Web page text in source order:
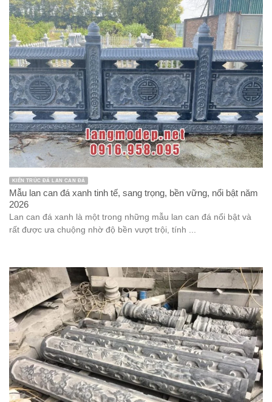
KIẾN TRÚC ĐÁ LAN CAN ĐÁ
Mẫu lan can đá xanh tinh tế, sang trọng, bền vững, nổi bật năm
2026
Lan can đá xanh là một trong những mẫu lan can đá nổi bật và
rất được ưa chuộng nhờ độ bền vượt trội, tính ...